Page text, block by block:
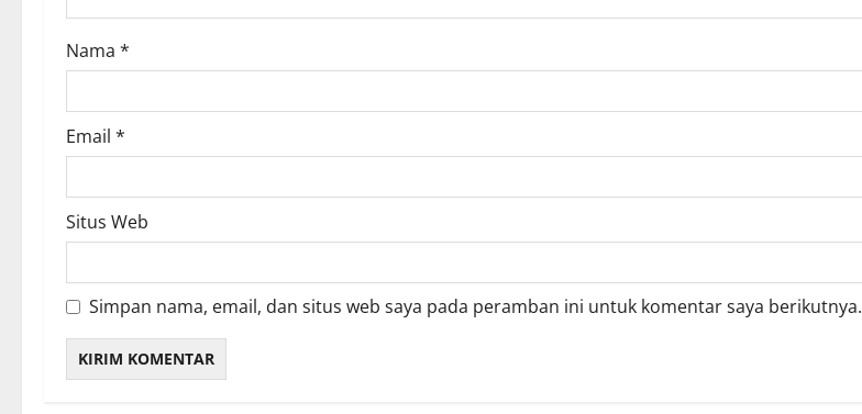
o
n
Nama *
Email *
Situs Web
Simpan nama, email, dan situs web saya pada peramban ini untuk komentar saya berikutnya.